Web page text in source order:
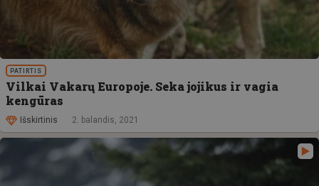
PATIRTIS
Vilkai Vakarų Europoje. Seka jojikus ir vagia
kengūras
Išskirtinis 2. balandis, 2021